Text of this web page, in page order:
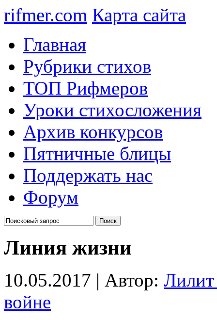
rifmer.com Карта сайта
Главная
Рубрики стихов
ТОП Рифмеров
Уроки стихосложения
Архив конкурсов
Пятничные блицы
Поддержать нас
Форум
Линия жизни
10.05.2017 | Автор:
войне